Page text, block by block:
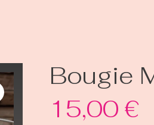
Bougie
15,00 €